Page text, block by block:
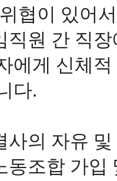
협이 있어
간 직장
에게 신체
다.
자유 및
합 가입